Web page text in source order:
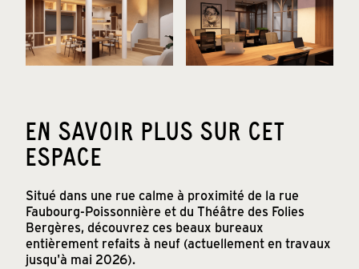
EN SAVOIR PLUS SUR CET
ESPACE
Situé dans une rue calme à proximité de la rue
Faubourg-Poissonnière et du Théâtre des Folies
Bergères, découvrez ces beaux bureaux
entièrement refaits à neuf (actuellement en travaux
jusqu'à mai 2026).